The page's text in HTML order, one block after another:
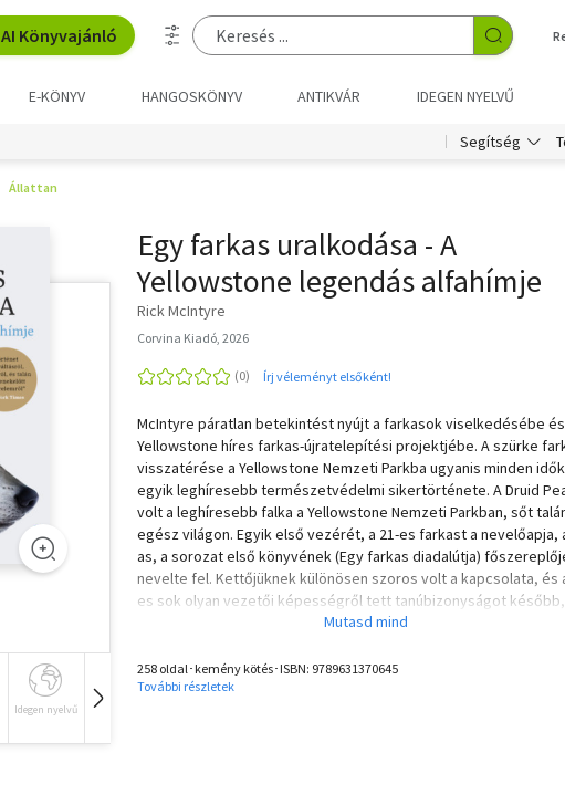
AI Könyvajánló
E-KÖNYV HANGOSKÖNYV ANTIKVÁR IDEGEN NYELVŰ
Segítség
Állattan
Idegen nyelvű Hangoskönyv
Egy farkas uralkodása - A
Yellowstone legendás alfahímje
Rick McIntyre
Corvina Kiadó, 2026
Írj véleményt elsőként!
McIntyre páratlan betekintést nyújt a farkasok viselkedésébe és
Yellowstone híres farkas-újratelepítési projektjébe. A szürke
visszatérése a Yellowstone Nemzeti Parkba ugyanis minden idők
egyik leghíresebb természetvédelmi sikertörténete. A Druid
volt a leghíresebb falka a Yellowstone Nemzeti Parkban, sőt
egész világon. Egyik első vezérét, a 21-es farkast a nevelőapja,
as, a sorozat első könyvének (Egy farkas diadalútja)
nevelte fel. Kettőjüknek különösen szoros volt a kapcsolata, és
es sok olyan vezetői képességről tett tanúbizonyságot később,
melyeket mentorától tanult. Ez a drámai, igaz történet a 21-és
rendíthetetlen bátorságukról és szokatlan jóindulatukról váltak
ismertté, és akik hosszú évekig uralták a park területét.
258 oldal･kemény kötés･ISBN: 9789631370645
További részletek